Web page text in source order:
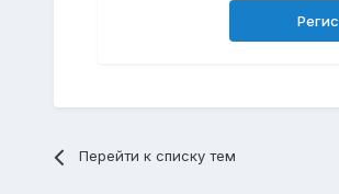
Перейти к списку тем